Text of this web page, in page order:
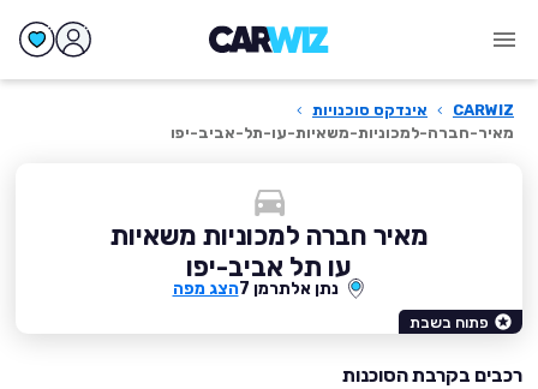
CARWIZ
› אינדקס סוכנויות ›
מאיר-חברה-למכוניות-משאיות-עו-תל-אביב-יפו
מאיר חברה למכוניות משאיות
עו תל אביב-יפו
נתן אלתרמן 7 הצג מפה
פתוח בשבת
רכבים בקרבת הסוכנות